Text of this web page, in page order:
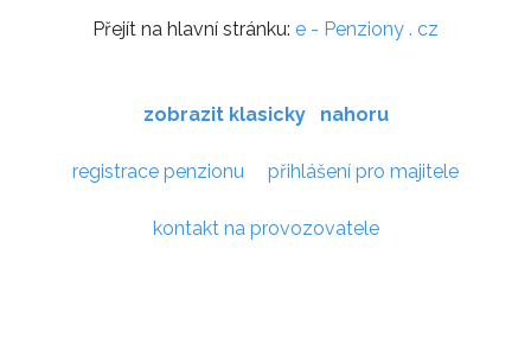
Přejít na hlavní stránku: e - Penziony . cz
zobrazit klasicky nahoru
registrace penzionu přihlášení pro majitele
kontakt na provozovatele